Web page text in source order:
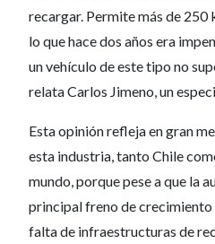
recargar. Permite más de
lo que hace dos años era
un vehículo de este tipo no
relata Carlos Jimeno, un
Esta opinión refleja en gran
esta industria, tanto Chile
mundo, porque pese a que la
principal freno de crecimiento
falta de infraestructuras de